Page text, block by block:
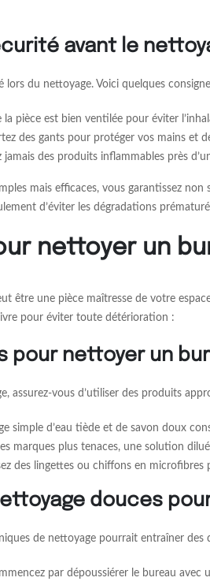
avant le
du nettoyage. Voici quelques
la pièce est bien ventilée pour éviter
des gants pour protéger vos mains et
jamais des produits inflammables près
mais efficaces, vous garantissez
d’éviter les dégradations
nettoyer un
être une pièce maîtresse de votre
pour éviter toute détérioration :
pour nettoyer un
assurez-vous d’utiliser des produits
simple d’eau tiède et de savon doux
marques plus tenaces, une solution
des lingettes ou chiffons en microfibres
douces
de nettoyage pourrait entraîner
par dépoussiérer le bureau avec